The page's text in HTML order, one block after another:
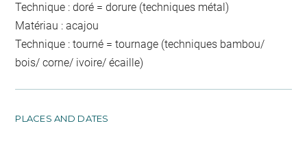
Technique : doré = dorure (techniques métal)
Matériau : acajou
Technique : tourné = tournage (techniques bambou/
bois/ corne/ ivoire/ écaille)
PLACES AND DATES